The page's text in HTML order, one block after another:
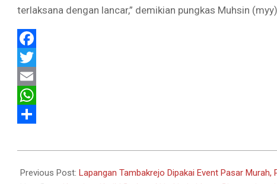
terlaksana dengan lancar,” demikian pungkas Muhsin
Facebook
Twitter
Email
WhatsApp
09-
Previous Post: Lapangan Tambakrejo Dipakai Event Pasar